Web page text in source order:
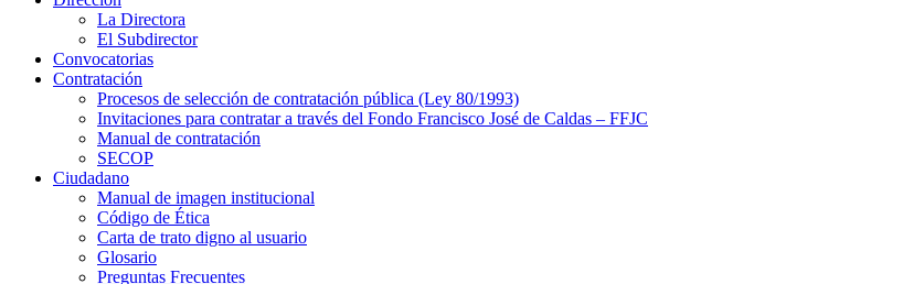
La Directora
El Subdirector
Convocatorias
Contratación
Procesos de selección de contratación pública (Ley 80/1993)
Invitaciones para contratar a través del Fondo Francisco José de Caldas – FFJC
Manual de contratación
SECOP
Ciudadano
Manual de imagen institucional
Código de Ética
Carta de trato digno al usuario
Glosario
Preguntas Frecuentes